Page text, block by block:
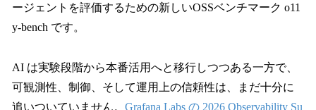
ージェントを評価するための新しいOSSベンチマーク o11
y-bench です。
AI は実験段階から本番活用へと移行しつつある一方で、
可観測性、制御、そして運用上の信頼性は、まだ十分に
追いついていません。 Grafana Labs の 2026 Observability Su